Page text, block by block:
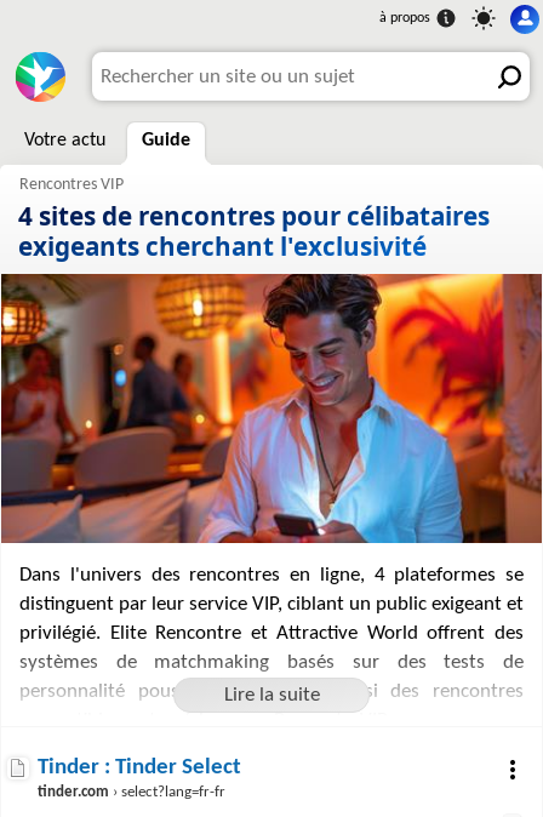
Votre actu Guide
4 sites de rencontres pour célibataires
exigeants cherchant l'exclusivité
Dans l'univers des rencontres en ligne, 4 plateformes se
distinguent par leur service VIP, ciblant un public exigeant et
privilégié. Elite Rencontre et Attractive World offrent des
systèmes de matchmaking basés sur des tests de
personnalité poussés, garantissant ainsi des rencontres
charismatiques, tandis que Tinder Select élève le niveau en
Tinder : Tinder Select
tinder.com › select?lang=fr-fr